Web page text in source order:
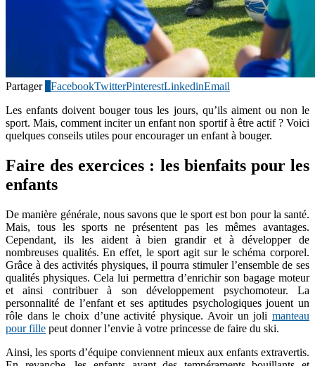
Partager FacebookTwitterPinterestLinkedinEmail
Les enfants doivent bouger tous les jours, qu’ils aiment ou non le
sport. Mais, comment inciter un enfant non sportif à être actif ? Voici
quelques conseils utiles pour encourager un enfant à bouger.
Faire des exercices : les bienfaits pour les
enfants
De manière générale, nous savons que le sport est bon pour la santé.
Mais, tous les sports ne présentent pas les mêmes avantages.
Cependant, ils les aident à bien grandir et à développer de
nombreuses qualités. En effet, le sport agit sur le schéma corporel.
Grâce à des activités physiques, il pourra stimuler l’ensemble de ses
qualités physiques. Cela lui permettra d’enrichir son bagage moteur
et ainsi contribuer à son développement psychomoteur. La
personnalité de l’enfant et ses aptitudes psychologiques jouent un
rôle dans le choix d’une activité physique. Avoir un joli manteau
pour fille peut donner l’envie à votre princesse de faire du ski.
Ainsi, les sports d’équipe conviennent mieux aux enfants extravertis.